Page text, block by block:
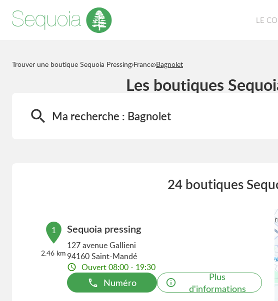
LE
Trouver une boutique Sequoia Pressing France Bagnolet
Les boutiques
Ma recherche : Bagnolet
24 boutiques
1
2.46 km
Sequoia pressing
127 avenue Gallieni
94160 Saint-Mandé
Ouvert 08:00 - 19:30
Numéro
Plus
d'informations